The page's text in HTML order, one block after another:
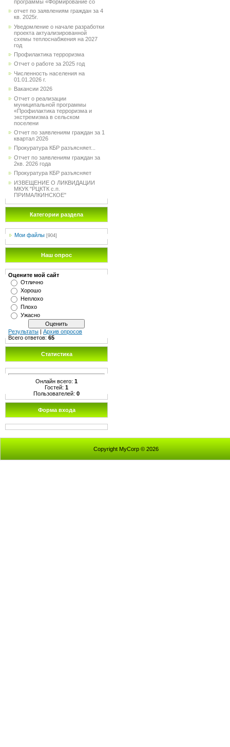
программы «Формирование со
отчет по заявлениям граждан за 4
кв. 2025г.
Уведомление о начале разработки
проекта актуализированной
схемы теплоснабжения на 2027
год
Профилактика терроризма
Отчет о работе за 2025 год
Численность населения на
01.01.2026 г.
Вакансии 2026
Отчет о реализации
муниципальной программы
«Профилактика терроризма и
экстремизма в сельском
поселени
Отчет по заявлениям граждан за 1
квартал 2026
Прокуратура КБР разъясняет...
Отчет по заявлениям граждан за
2кв. 2026 года
Прокуратура КБР разъясняет
ИЗВЕЩЕНИЕ О ЛИКВИДАЦИИ
МКУК "РЦКТК с.п.
ПРИМАЛКИНСКОЕ"
Категории раздела
Мои файлы [904]
Наш опрос
Оцените мой сайт
Отлично
Хорошо
Неплохо
Плохо
Ужасно
Результаты | Архив опросов
Всего ответов: 65
Статистика
Онлайн всего: 1
Гостей: 1
Пользователей: 0
Форма входа
Copyright MyCorp © 2026